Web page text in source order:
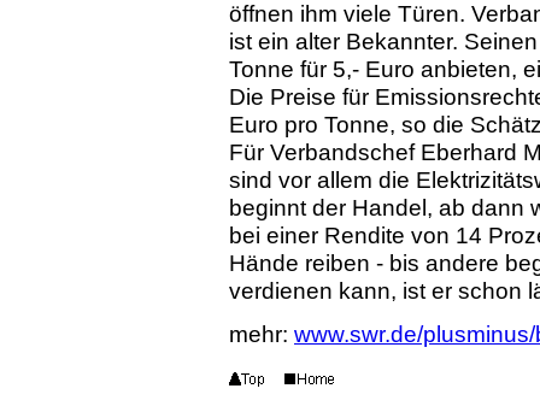
öffnen ihm viele Türen.
ist ein alter Bekannter.
Tonne für 5,- Euro anbieten,
Die Preise für
Euro pro Tonne, so die
Für Verbandschef Eberhard
sind vor allem die
beginnt der Handel, ab dann
bei einer Rendite von 14
Hände reiben - bis andere
verdienen kann, ist er schon
mehr: www.swr.de/